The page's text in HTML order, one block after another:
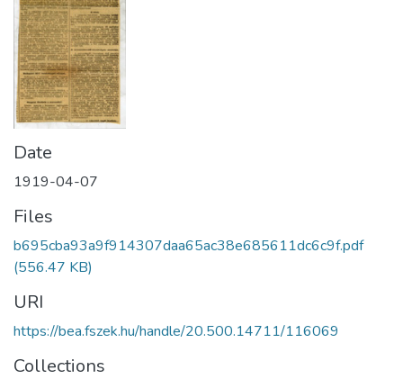
Date
1919-04-07
Files
b695cba93a9f914307daa65ac38e685611dc6c9f.pdf
(556.47 KB)
URI
https://bea.fszek.hu/handle/20.500.14711/116069
Collections